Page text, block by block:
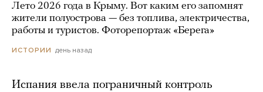
Лето 2026 года в Крыму. Вот каким его запомнят
жители полуострова — без топлива, электричества,
работы и туристов. Фоторепортаж «Берега»
ИСТОРИИ день назад
Испания ввела пограничный контроль